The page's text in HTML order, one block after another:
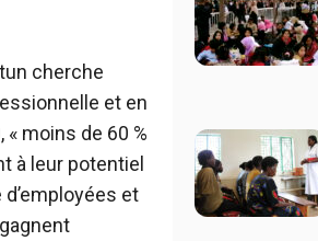
cherche
et en
moins de 60 %
à leur potentiel
et